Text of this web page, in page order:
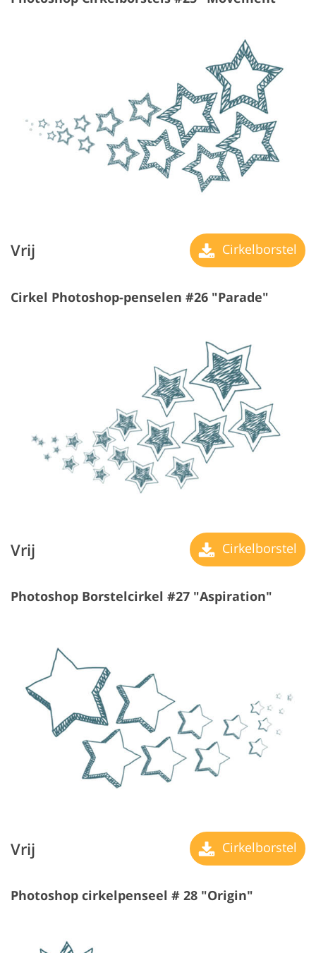
Vrij Cirkelborstel
Cirkel Photoshop-penselen #26 "Parade"
Vrij Cirkelborstel
Photoshop Borstelcirkel #27 "Aspiration"
Vrij Cirkelborstel
Photoshop cirkelpenseel # 28 "Origin"